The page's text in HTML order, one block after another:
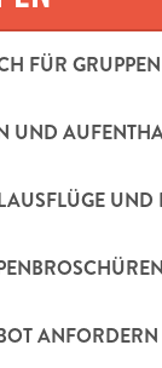
FÜR GRUPPEN
UND
UND
ANFORDERN
Marcel &